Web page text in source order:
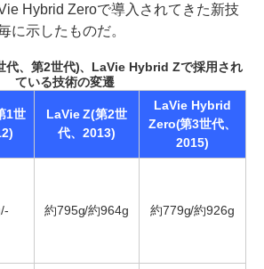
Hybrid Zeroで導入されてきた新技
に示したものだ。
代、第2世代)、LaVie Hybrid Zで採用され
ている技術の変遷
1世
LaVie Z(第2世
代、2013)
LaVie Hybrid
Zero(第3世代、
2015)
約795g/約964g 約779g/約926g